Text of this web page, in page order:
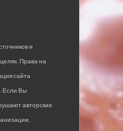
и
Права на
сайта
Если Вы
авторские